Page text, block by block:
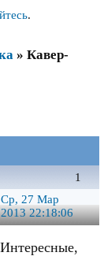
.
» Кавер-
1
Ср, 27 Мар
2013 22:18:06
Интересные,